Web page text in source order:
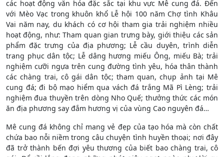
các hoạt động văn hóa đặc sắc tại khu vực Mê cung đá. Đến
với Mèo Vạc trong khuôn khổ Lễ hội 100 năm Chợ tình Khâu
Vai năm nay, du khách có cơ hội tham gia trải nghiệm nhiều
hoạt động, như: Tham quan gian trưng bày, giới thiệu các sản
phẩm đặc trưng của địa phương; Lễ cầu duyên, trình diễn
trang phục dân tộc; Lễ dâng hương miếu Ông, miếu Bà; trải
nghiệm cưỡi ngựa trên cung đường tình yêu, hóa thân thành
các chàng trai, cô gái dân tộc; tham quan, chụp ảnh tại Mê
cung đá; đi bộ mạo hiểm qua vách đá trắng Mã Pì Lèng; trải
nghiệm đua thuyền trên dòng Nho Quế; thưởng thức các món
ăn địa phương say đắm hương vị của vùng Cao nguyên đá…
Mê cung đá không chỉ mang vẻ đẹp của tạo hóa mà còn chất
chứa bao nỗi niềm trong câu chuyện tình huyền thoại; nơi đây
đã trở thành bến đợi yêu thương của biết bao chàng trai, cô